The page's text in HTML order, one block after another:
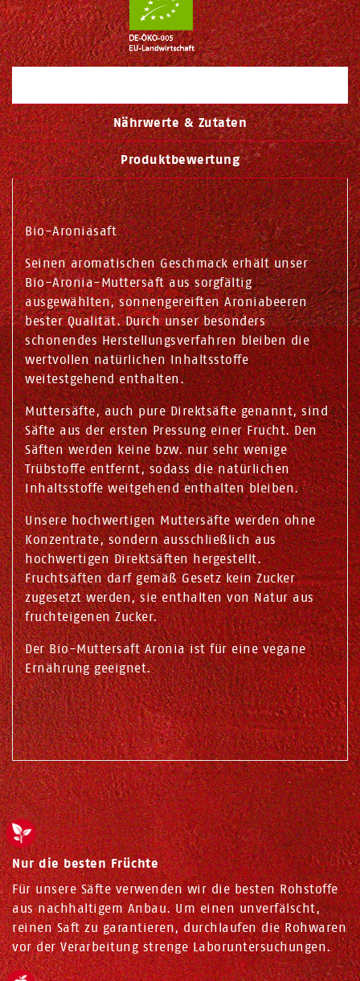
Nährwerte & Zutaten
Produktbewertung
Bio-Aroniasaft
Seinen aromatischen Geschmack erhält unser
Bio-Aronia-Muttersaft aus sorgfältig
ausgewählten, sonnengereiften Aroniabeeren
bester Qualität. Durch unser besonders
schonendes Herstellungsverfahren bleiben die
wertvollen natürlichen Inhaltsstoffe
weitestgehend enthalten.
Muttersäfte, auch pure Direktsäfte genannt, sind
Säfte aus der ersten Pressung einer Frucht. Den
Säften werden keine bzw. nur sehr wenige
Trübstoffe entfernt, sodass die natürlichen
Inhaltsstoffe weitgehend enthalten bleiben.
Unsere hochwertigen Muttersäfte werden ohne
Konzentrate, sondern ausschließlich aus
hochwertigen Direktsäften hergestellt.
Fruchtsäften darf gemäß Gesetz kein Zucker
zugesetzt werden, sie enthalten von Natur aus
fruchteigenen Zucker.
Der Bio-Muttersaft Aronia ist für eine vegane
Ernährung geeignet.
Nur die besten Früchte
Für unsere Säfte verwenden wir die besten Rohstoffe
aus nachhaltigem Anbau. Um einen unverfälscht,
reinen Saft zu garantieren, durchlaufen die Rohwaren
vor der Verarbeitung strenge Laboruntersuchungen.